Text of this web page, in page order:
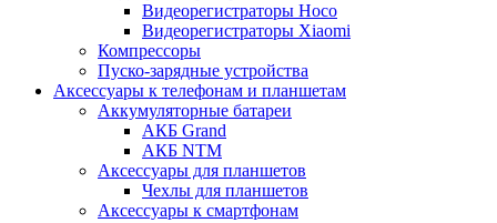
Видеорегистраторы Hoco
Видеорегистраторы Xiaomi
Компрессоры
Пуско-зарядные устройства
Аксессуары к телефонам и планшетам
Аккумуляторные батареи
АКБ Grand
АКБ NTM
Аксессуары для планшетов
Чехлы для планшетов
Аксессуары к смартфонам